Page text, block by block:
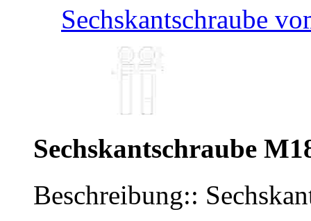
Sechskantschraube
Sechskantschraube
Beschreibung::